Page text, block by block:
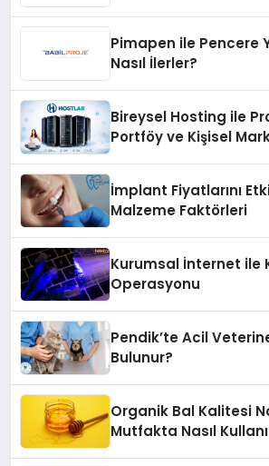
Pimapen ile Pencere
Nasıl İlerler?
Bireysel Hosting ile
Portföy ve Kişisel
İmplant Fiyatlarını
Malzeme Faktörleri
Kurumsal İnternet ile
Operasyonu
Pendik’te Acil
Bulunur?
Organik Bal Kalitesi
Mutfakta Nasıl